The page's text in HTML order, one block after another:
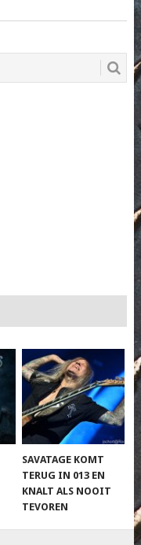
SAVATAGE KOMT
TERUG IN 013 EN
KNALT ALS NOOIT
TEVOREN